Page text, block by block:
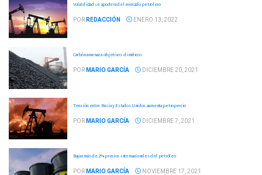
Volatilidad se apodera del mercado petrolero
POR REDACCIÓN ENERO 13, 2022
Carbón amenaza objetivos climáticos
POR MARIO GARCÍA DICIEMBRE 20, 2021
Tensión entre Rusia y Estados Unidos aumenta petroprecio
POR MARIO GARCÍA DICIEMBRE 7, 2021
Bajan más de 2% precios internacionales del petróleo
POR MARIO GARCÍA NOVIEMBRE 17, 2021